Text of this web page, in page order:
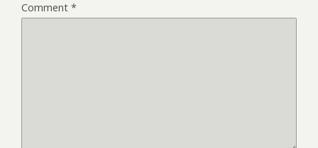
Comment *